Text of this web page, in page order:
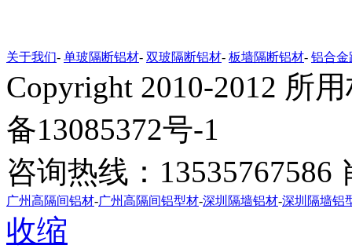
关于我们- 单玻隔断铝材- 双玻隔断铝材- 板墙隔断铝材- 铝合金
Copyright 2010-2012 所
备13085372号-1
咨询热线：13535767586
广州高隔间铝材-广州高隔间铝型材-深圳隔墙铝材-深圳隔墙铝
收缩